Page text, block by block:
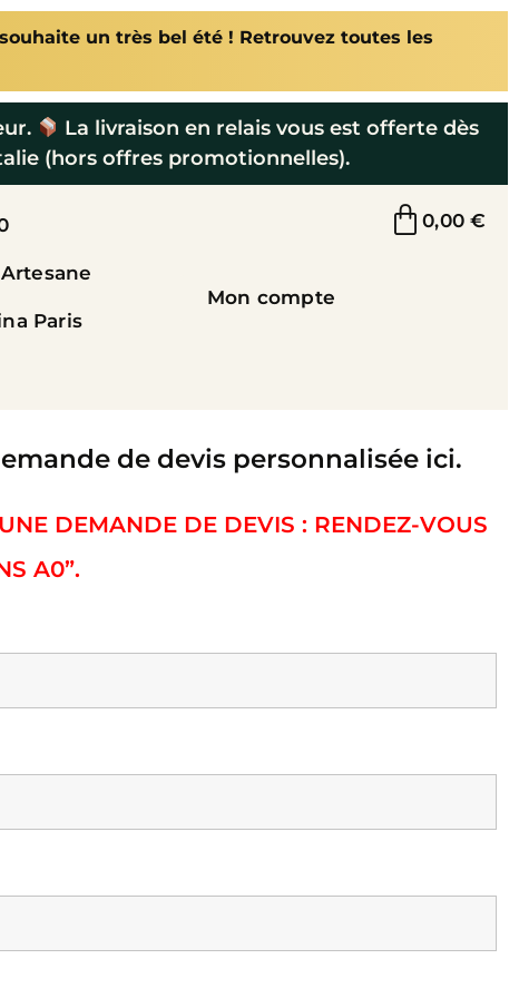
un très bel été ! Retrouvez toutes les
La livraison en relais vous est offerte dès
(hors offres promotionnelles).
Paris
Mon compte
0,00€
de devis personnalisée ici.
DEMANDE DE DEVIS : RENDEZ-VOUS
A0”.